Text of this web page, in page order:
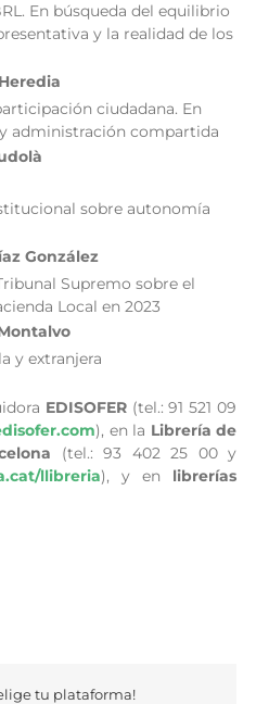
En búsqueda del equilibrio
y la realidad de los
ciudadana. En
administración compartida
sobre autonomía
González
Supremo sobre el
Local en 2023
y extranjera
EDISOFER (tel.: 91 521 09
), en la Librería de
(tel.: 93 402 25 00 y
llibreria), y en librerías
tu plataforma!